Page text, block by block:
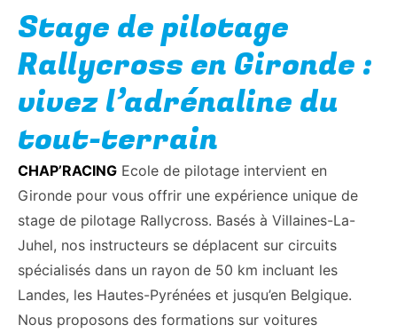
Stage de pilotage
Rallycross en Gironde :
vivez l’adrénaline du
tout-terrain
CHAP’RACING Ecole de pilotage intervient en
Gironde pour vous offrir une expérience unique de
stage de pilotage Rallycross. Basés à Villaines-La-
Juhel, nos instructeurs se déplacent sur circuits
spécialisés dans un rayon de 50 km incluant les
Landes, les Hautes-Pyrénées et jusqu’en Belgique.
Nous proposons des formations sur voitures